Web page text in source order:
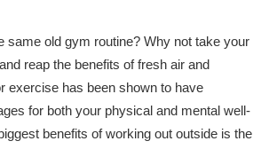
same old gym routine? Why not take your
reap the benefits of fresh air and
exercise has been shown to have
for both your physical and mental well-
benefits of working out outside is the